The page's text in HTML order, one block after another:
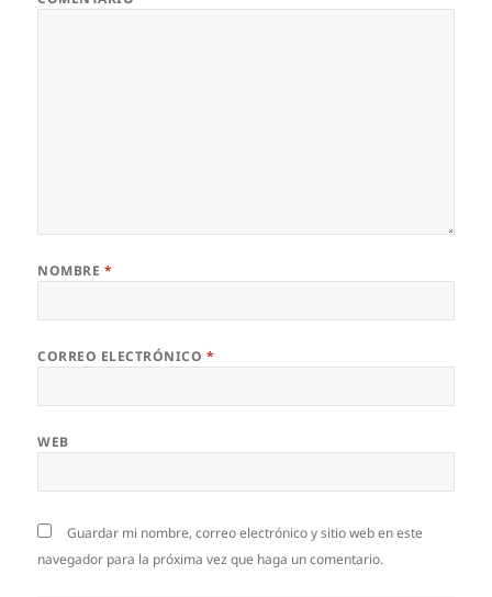
NOMBRE *
CORREO ELECTRÓNICO *
WEB
Guardar mi nombre, correo electrónico y sitio web en este
navegador para la próxima vez que haga un comentario.